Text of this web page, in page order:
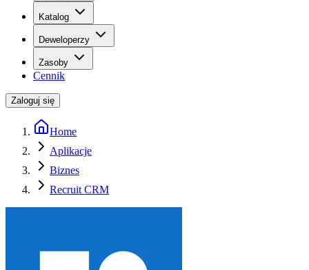
Katalog
Deweloperzy
Zasoby
Cennik
Zaloguj się
Home
Aplikacje
Biznes
Recruit CRM